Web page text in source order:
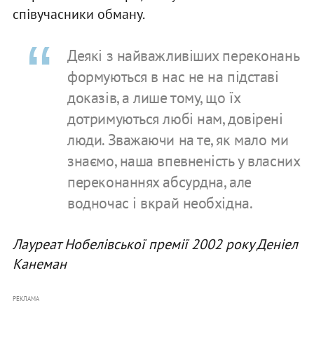
співучасники обману.
Деякі з найважливіших переконань
формуються в нас не на підставі
доказів, а лише тому, що їх
дотримуються любі нам, довірені
люди. Зважаючи на те, як мало ми
знаємо, наша впевненість у власних
переконаннях абсурдна, але
водночас і вкрай необхідна.
Лауреат Нобелівської премії 2002 року Деніел
Канеман
РЕКЛАМА